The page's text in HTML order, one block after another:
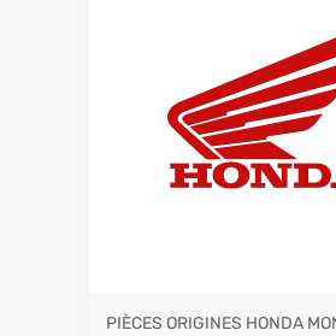
PIÈCES ORIGINES HONDA